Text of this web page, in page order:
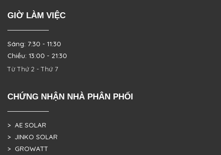
GIỜ LÀM VIỆC
Sáng: 7:30 - 11:30
Chiều: 13:00 - 21:30
Từ Thứ 2 - Thứ 7
CHỨNG NHẬN NHÀ PHÂN PHỐI
> AE SOLAR
> JINKO SOLAR
> GROWATT